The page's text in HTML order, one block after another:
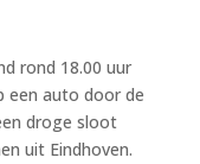
rond 18.00 uur
een auto door de
droge sloot
uit Eindhoven.